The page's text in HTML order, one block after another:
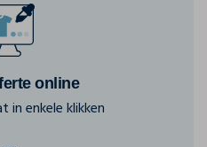
online
in enkele klikken